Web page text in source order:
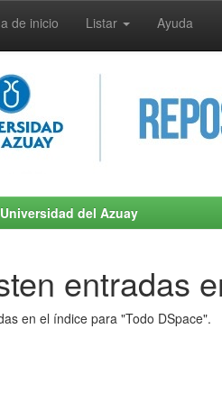
de inicio Listar Ayuda
del Azuay
entradas
en el índice para "Todo DSpace".